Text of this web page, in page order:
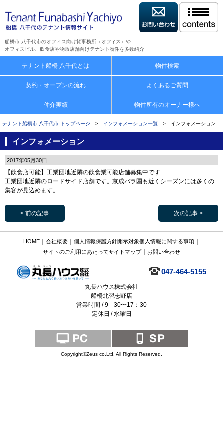
船橋市 八千代市のオフィス向け貸事務所（オフィス）や
オフィスビル、飲食店や物販店舗向けテナント物件を多数紹介
テナント船橋 八千代とは 物件検索
契約・オープンの流れ よくあるご質問
仲介実績 物件所有のオーナー様へ
テナント船橋市 八千代市 トップページ > インフォメーション一覧 > インフォメーション
インフォメーション
2017年05月30日
【飲食店可能】工業団地近隣の飲食業可能店舗募集中です
工業団地近隣のロードサイド店舗です。京成バラ園も近くシーズンには多くの
集客が見込めます。
< 前の記事 次の記事 >
HOME｜ 会社概要｜ 個人情報保護方針開示対象個人情報に関する事項｜
サイトのご利用にあたってサイトマップ｜ お問い合わせ
047-464-5155
丸長ハウス株式会社
船橋北習志野店
営業時間 / 9：30〜17：30
定休日 / 水曜日
Copyright©Zeus co,Ltd. All Rights Reserved.